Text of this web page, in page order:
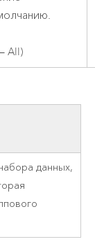
All)
данных,